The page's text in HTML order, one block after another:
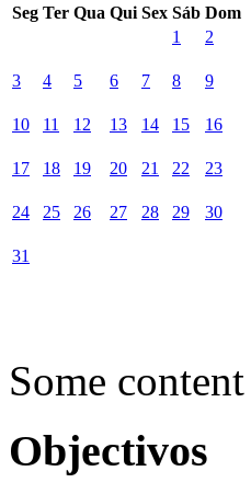
Seg Ter Qua Qui Sex Sáb Dom
1
2
3 4 5 6 7 8 9
10 11 12 13 14 15 16
17 18 19 20 21 22 23
24 25 26 27 28 29 30
31
Some
Objectivos